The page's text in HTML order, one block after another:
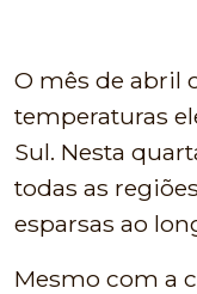
O mês de abril
temperaturas
Sul. Nesta
todas as
esparsas ao
Mesmo com a